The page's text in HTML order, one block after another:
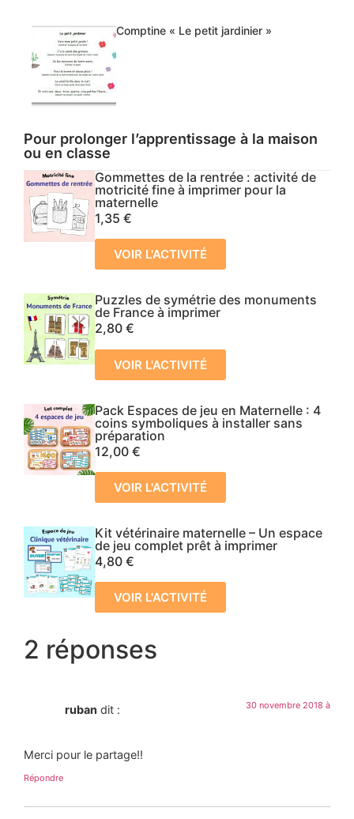
Comptine « Le petit jardinier »
Pour prolonger l’apprentissage à la maison
ou en classe
Gommettes de la rentrée : activité de
motricité fine à imprimer pour la
maternelle
1,35 €
VOIR L'ACTIVITÉ
Puzzles de symétrie des monuments
de France à imprimer
2,80 €
VOIR L'ACTIVITÉ
Pack Espaces de jeu en Maternelle : 4
coins symboliques à installer sans
préparation
12,00 €
VOIR L'ACTIVITÉ
Kit vétérinaire maternelle – Un espace
de jeu complet prêt à imprimer
4,80 €
VOIR L'ACTIVITÉ
2 réponses
ruban dit : 30 novembre 2018 à
Merci pour le partage!!
Répondre